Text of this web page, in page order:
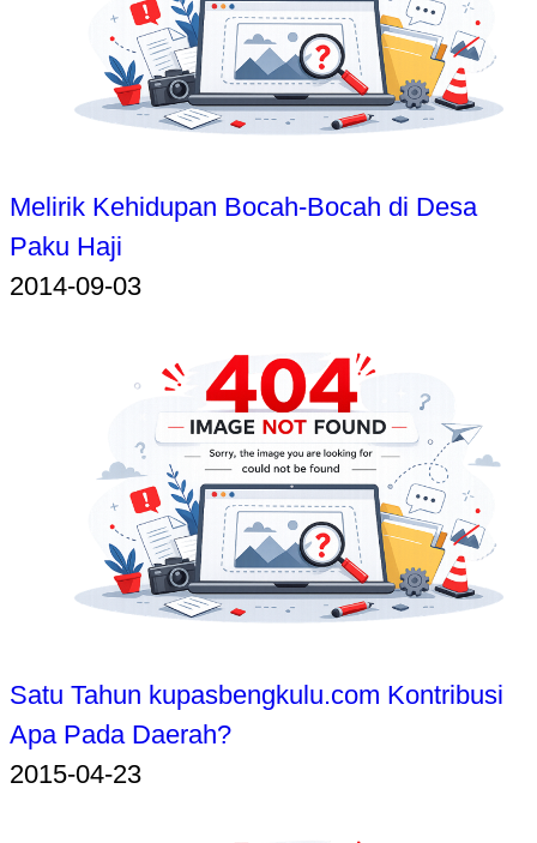
Melirik Kehidupan Bocah-Bocah di Desa
Paku Haji
2014-09-03
Satu Tahun kupasbengkulu.com Kontribusi
Apa Pada Daerah?
2015-04-23